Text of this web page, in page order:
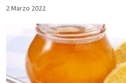
2 Marzo 2022